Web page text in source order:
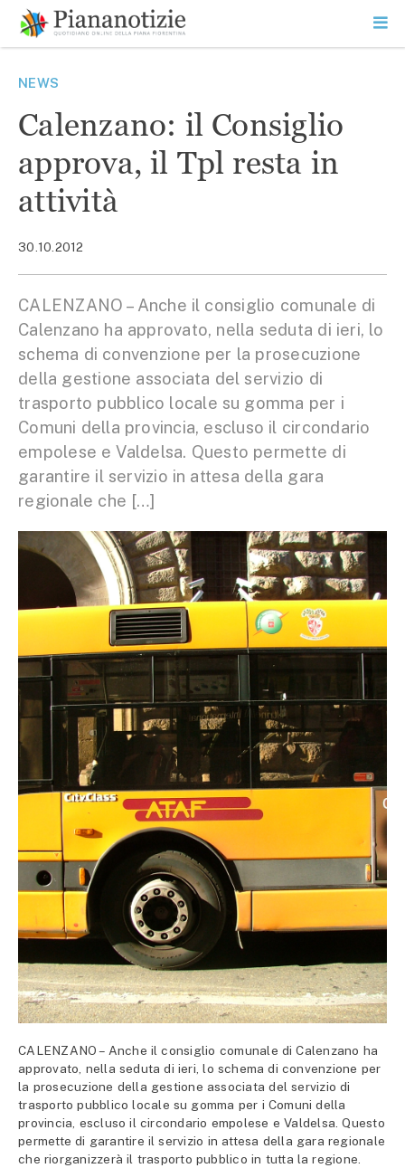
contenuto
SEARCH
NEWS
Calenzano: il Consiglio
approva, il Tpl resta in
attività
30.10.2012
CALENZANO – Anche il consiglio comunale di
Calenzano ha approvato, nella seduta di ieri, lo
schema di convenzione per la prosecuzione
della gestione associata del servizio di
trasporto pubblico locale su gomma per i
Comuni della provincia, escluso il circondario
empolese e Valdelsa. Questo permette di
garantire il servizio in attesa della gara
regionale che […]
CALENZANO – Anche il consiglio comunale di Calenzano ha
approvato, nella seduta di ieri, lo schema di convenzione per
la prosecuzione della gestione associata del servizio di
trasporto pubblico locale su gomma per i Comuni della
provincia, escluso il circondario empolese e Valdelsa. Questo
permette di garantire il servizio in attesa della gara regionale
che riorganizzerà il trasporto pubblico in tutta la regione.